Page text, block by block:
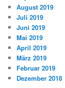
August 2019
Juli 2019
Juni 2019
Mai 2019
April 2019
März 2019
Februar 2019
Dezember 2018